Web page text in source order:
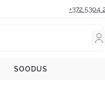
+372 5304
SOODUS